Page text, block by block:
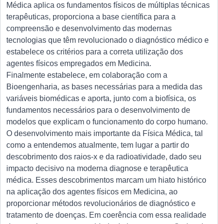
Médica aplica os fundamentos físicos de múltiplas técnicas
terapêuticas, proporciona a base científica para a
compreensão e desenvolvimento das modernas
tecnologias que têm revolucionado o diagnóstico médico e
estabelece os critérios para a correta utilização dos
agentes físicos empregados em Medicina.
Finalmente estabelece, em colaboração com a
Bioengenharia, as bases necessárias para a medida das
variáveis biomédicas e aporta, junto com a biofísica, os
fundamentos necessários para o desenvolvimento de
modelos que explicam o funcionamento do corpo humano.
O desenvolvimento mais importante da Física Médica, tal
como a entendemos atualmente, tem lugar a partir do
descobrimento dos raios-x e da radioatividade, dado seu
impacto decisivo na moderna diagnose e terapêutica
médica. Esses descobrimentos marcam um hiato histórico
na aplicação dos agentes físicos em Medicina, ao
proporcionar métodos revolucionários de diagnóstico e
tratamento de doenças. Em coerência com essa realidade